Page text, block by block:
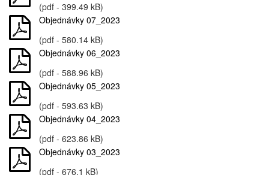
(pdf - 399.49 kB)
Objednávky 07_2023
(pdf - 580.14 kB)
Objednávky 06_2023
(pdf - 588.96 kB)
Objednávky 05_2023
(pdf - 593.63 kB)
Objednávky 04_2023
(pdf - 623.86 kB)
Objednávky 03_2023
(pdf - 676.1 kB)